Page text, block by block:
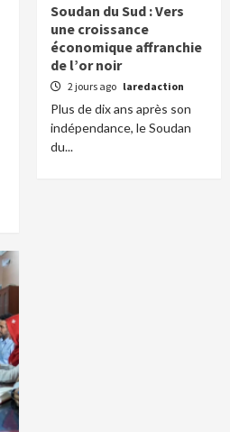
Soudan du Sud : Vers
une croissance
économique affranchie
de l’or noir
2 jours ago laredaction
Plus de dix ans après son
indépendance, le Soudan
du...